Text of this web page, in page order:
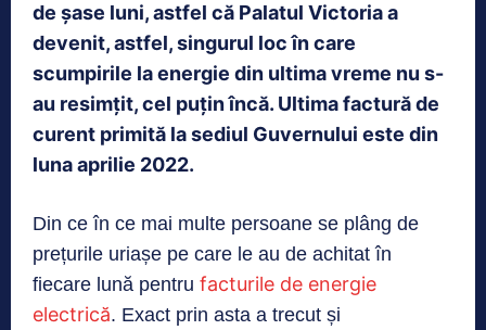
de șase luni, astfel că Palatul Victoria a
devenit, astfel, singurul loc în care
scumpirile la energie din ultima vreme nu s-
au resimțit, cel puțin încă. Ultima factură de
curent primită la sediul Guvernului este din
luna aprilie 2022.
Din ce în ce mai multe persoane se plâng de
prețurile uriașe pe care le au de achitat în
fiecare lună pentru facturile de energie
electrică. Exact prin asta a trecut și